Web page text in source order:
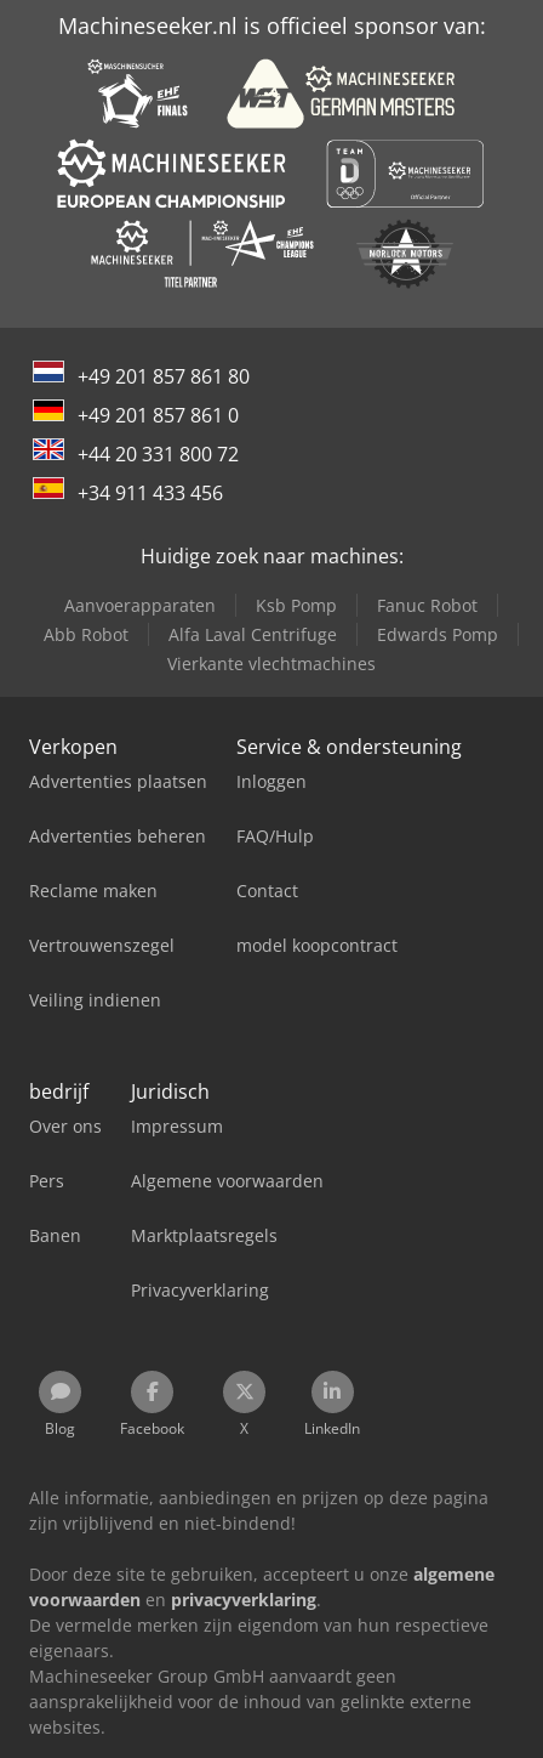
Machineseeker.nl is officieel sponsor van:
+49 201 857 861 80
+49 201 857 861 0
+44 20 331 800 72
+34 911 433 456
Huidige zoek naar machines:
Aanvoerapparaten Ksb Pomp
Fanuc Robot
Abb Robot
Alfa Laval Centrifuge
Edwards Pomp
Vierkante vlechtmachines
Verkopen
Advertenties plaatsen
Advertenties beheren
Reclame maken
Vertrouwenszegel
Veiling indienen
Service & ondersteuning
Inloggen
FAQ/Hulp
Contact
model koopcontract
bedrijf
Over ons
Pers
Banen
Juridisch
Impressum
Algemene voorwaarden
Marktplaatsregels
Privacyverklaring
Blog Facebook X LinkedIn
Alle informatie, aanbiedingen en prijzen op deze pagina
zijn vrijblijvend en niet-bindend!
Door deze site te gebruiken, accepteert u onze algemene
voorwaarden en privacyverklaring.
De vermelde merken zijn eigendom van hun respectieve
eigenaars.
Machineseeker Group GmbH aanvaardt geen
aansprakelijkheid voor de inhoud van gelinkte externe
websites.